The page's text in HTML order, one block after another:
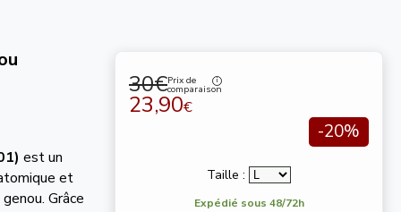
30€Prix de
comparaison
23,90€
-20%
Taille :
Expédié sous 48/72h
est un
et
Grâce